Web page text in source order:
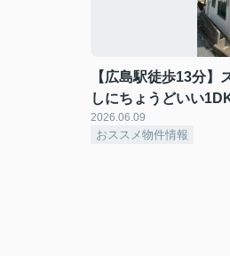
【広島駅徒歩13分】
しにちょうどいい
2026.06.09
おススメ物件情報